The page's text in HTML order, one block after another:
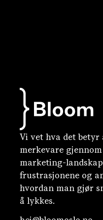
Vi vet hva det betyr
merkevare
marketing-
frustrasjonene og
hvordan man gjør
å lykkes.